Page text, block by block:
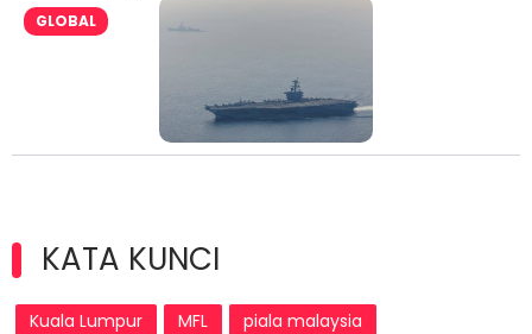
GLOBAL
KATA KUNCI
Kuala Lumpur MFL piala malaysia